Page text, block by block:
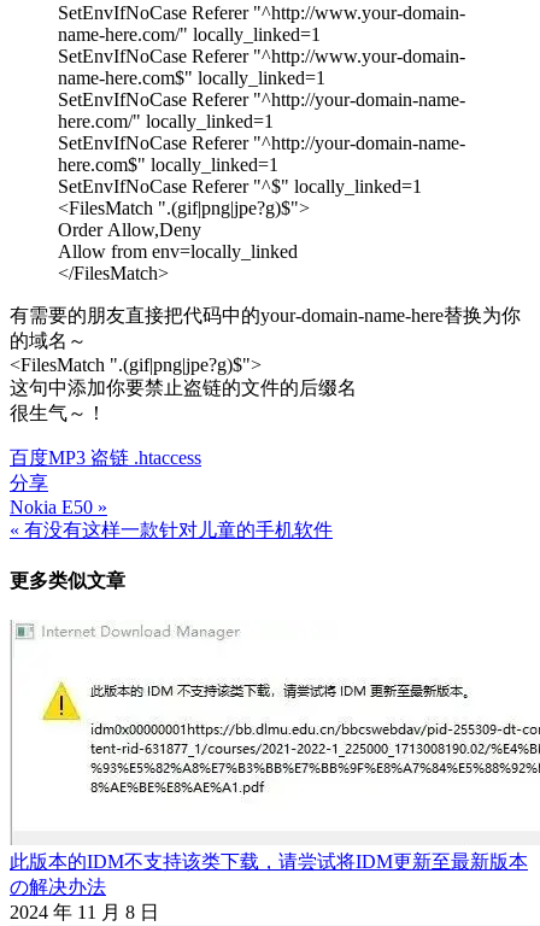
SetEnvIfNoCase Referer "^http://www.your-domain-
name-here.com/" locally_linked=1
SetEnvIfNoCase Referer "^http://www.your-domain-
name-here.com$" locally_linked=1
SetEnvIfNoCase Referer "^http://your-domain-name-
here.com/" locally_linked=1
SetEnvIfNoCase Referer "^http://your-domain-name-
here.com$" locally_linked=1
SetEnvIfNoCase Referer "^$" locally_linked=1
<FilesMatch ".(gif|png|jpe?g)$">
Order Allow,Deny
Allow from env=locally_linked
</FilesMatch>
有需要的朋友直接把代码中的your-domain-name-here替换为你
的域名～
<FilesMatch ".(gif|png|jpe?g)$">
这句中添加你要禁止盗链的文件的后缀名
很生气～！
百度MP3 盗链 .htaccess
分享
文
导
航
Nokia E50 »
« 有没有这样一款针对儿童的手机软件
更多类似文章
此版本的IDM不支持该类下载，请尝试将IDM更新至最新版本
の解决办法
2024 年 11 月 8 日